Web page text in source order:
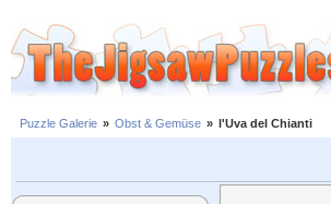
Puzzle Galerie » Obst & Gemüse » l'Uva del Chianti